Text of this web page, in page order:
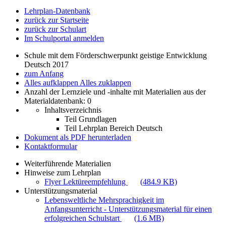
Lehrplan-Datenbank
zurück zur Startseite
zurück zur Schulart
Im Schulportal anmelden
Schule mit dem Förderschwerpunkt geistige Entwicklung
Deutsch 2017
zum Anfang
Alles aufklappen Alles zuklappen
Anzahl der Lernziele und -inhalte mit Materialien aus der
Materialdatenbank: 0
Inhaltsverzeichnis
Teil Grundlagen
Teil Lehrplan Bereich Deutsch
Dokument als PDF herunterladen
Kontaktformular
Weiterführende Materialien
Hinweise zum Lehrplan
Flyer Lektüreempfehlung
(484.9 KB)
Unterstützungsmaterial
Lebensweltliche Mehrsprachigkeit im
Anfangsunterricht - Unterstützungsmaterial für einen
erfolgreichen Schulstart
(1.6 MB)